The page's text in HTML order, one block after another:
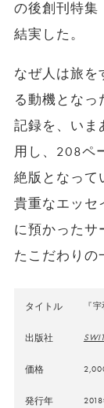
の後創刊特集
結実した。
なぜ人は旅を
る動機とな
記録を、いま
用し、208ペ
絶版となって
貴重なエッセ
に預かったサ
たこだわりの
タイトル 『
出版社
価格
発行年